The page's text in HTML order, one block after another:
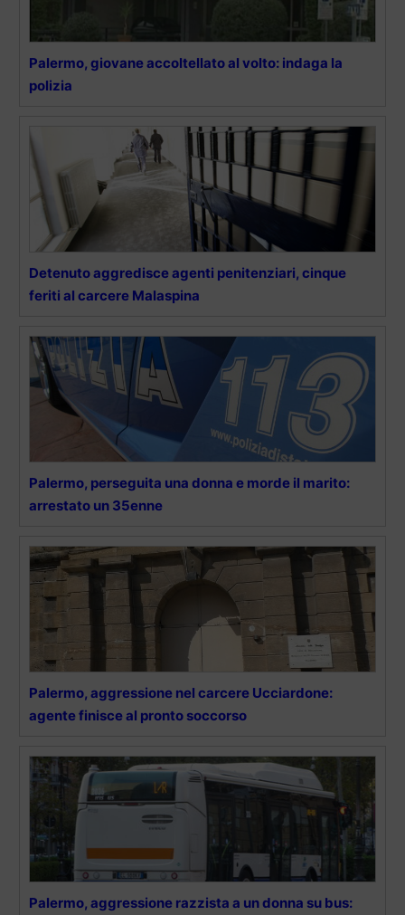
Palermo, giovane accoltellato al volto: indaga la
polizia
Detenuto aggredisce agenti penitenziari, cinque
feriti al carcere Malaspina
Palermo, perseguita una donna e morde il marito:
arrestato un 35enne
Palermo, aggressione nel carcere Ucciardone:
agente finisce al pronto soccorso
Palermo, aggressione razzista a un donna su bus: